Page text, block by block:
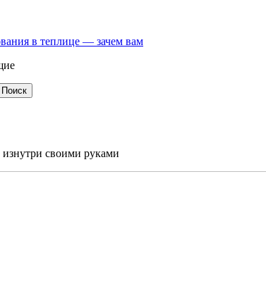
в теплице — зачем вам
изнутри своими руками